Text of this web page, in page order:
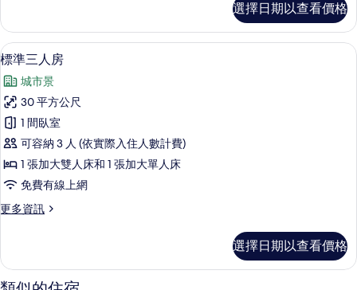
所
有
相
片
雙
人
房
館)
的
詳
情
選擇日期以查看價格
顯
示
標
準
三
人
房
所
相
片
標準三人房 | 1 間臥室、迷你吧、客房
4
標準三人房
城市景
30 平方公尺
1 間臥室
可容納 3 人 (依實際入住人數計費)
1 張加大雙人床和 1 張加大單人床
免費有線上網
更多資訊
更
三
人
選擇日期以查看價格